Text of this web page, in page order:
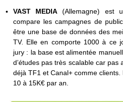
VAST MEDIA (Allemagne) est
compare les campagnes de
être une base de données des
TV. Elle en comporte 1000 à ce
jury : la base est alimentée
d’études pas très scalable car
déjà TF1 et Canal+ comme clients.
10 à 15K€ par an.